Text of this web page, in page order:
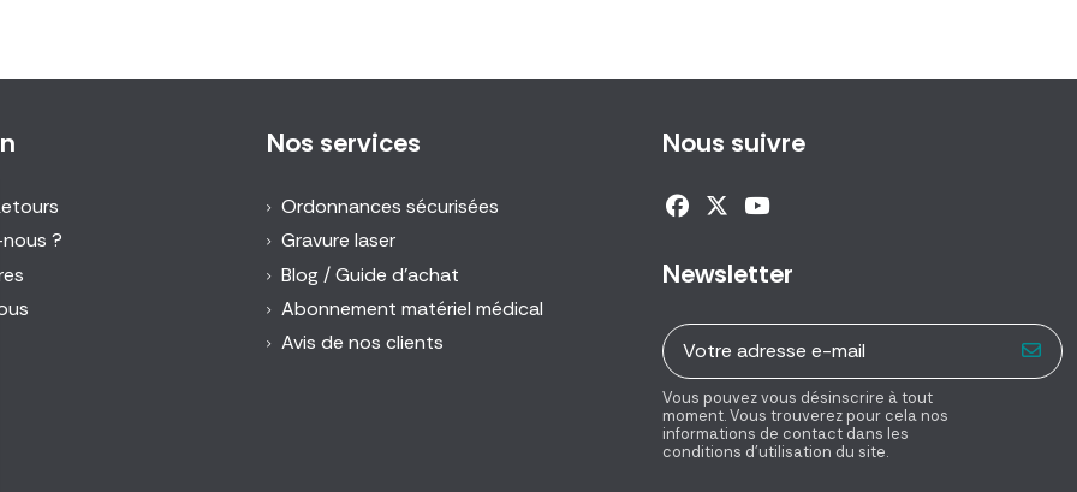
nous ?
Nos services
Ordonnances sécurisées
Gravure laser
Blog / Guide d'achat
Abonnement matériel médical
Avis de nos clients
Nous suivre
Newsletter
Vous pouvez vous désinscrire à tout
moment. Vous trouverez pour cela nos
informations de contact dans les
conditions d'utilisation du site.